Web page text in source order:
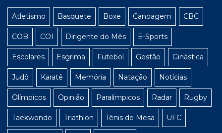
Atletismo Basquete Boxe Canoagem CBC
COB COI Dirigente do Mês E-Sports
Escolares Esgrima Futebol Gestão Ginástica
Judô Karatê Memória Natação Notícias
Olímpicos Opinião Paralímpicos Radar Rugby
Taekwondo Triathlon Tênis de Mesa UFC